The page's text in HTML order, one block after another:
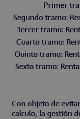
Primer
Segundo tramo:
Tercer tramo:
Cuarto tramo:
Quinto tramo:
Sexto tramo:
Con objeto de
cálculo, la gestión